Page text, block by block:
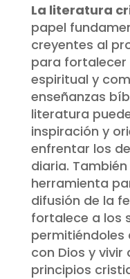
La literatura
papel
creyentes al
para fortalecer
espiritual y
enseñanzas
literatura
inspiración y
enfrentar los
diaria.
herramienta
difusión de la
fortalece a los
permitiéndoles
con Dios y
principios